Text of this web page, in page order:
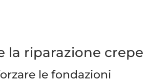
la riparazione
le fondazioni